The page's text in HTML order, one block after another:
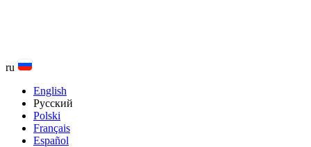
ru
English
Русский
Polski
Français
Español